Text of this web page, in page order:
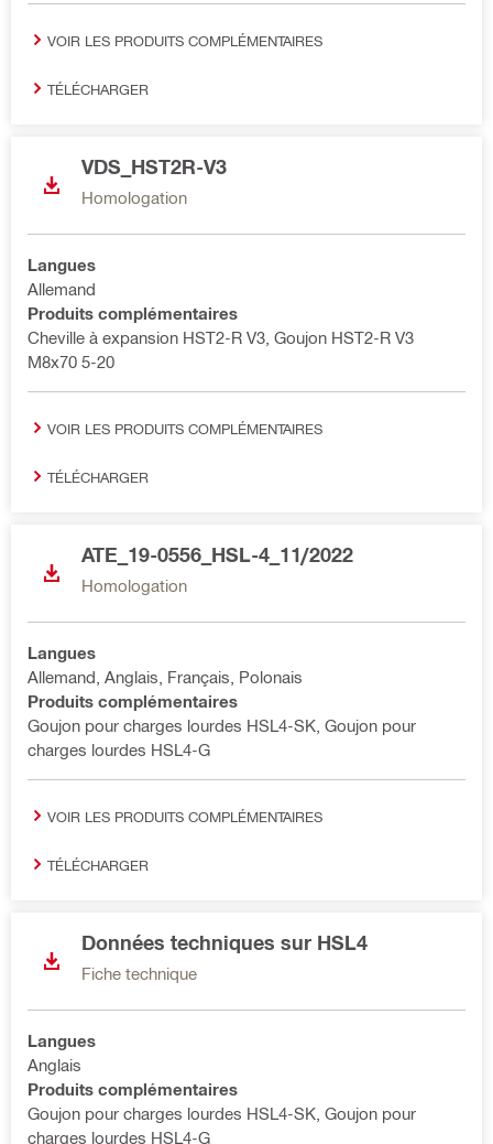
VOIR LES PRODUITS COMPLÉMENTAIRES
TÉLÉCHARGER
VDS_HST2R-V3
Homologation
Langues
Allemand
Produits complémentaires
Cheville à expansion HST2-R V3, Goujon HST2-R V3
M8x70 5-20
VOIR LES PRODUITS COMPLÉMENTAIRES
TÉLÉCHARGER
ATE_19-0556_HSL-4_11/2022
Homologation
Langues
Allemand, Anglais, Français, Polonais
Produits complémentaires
Goujon pour charges lourdes HSL4-SK, Goujon pour
charges lourdes HSL4-G
VOIR LES PRODUITS COMPLÉMENTAIRES
TÉLÉCHARGER
Données techniques sur HSL4
Fiche technique
Langues
Anglais
Produits complémentaires
Goujon pour charges lourdes HSL4-SK, Goujon pour
charges lourdes HSL4-G